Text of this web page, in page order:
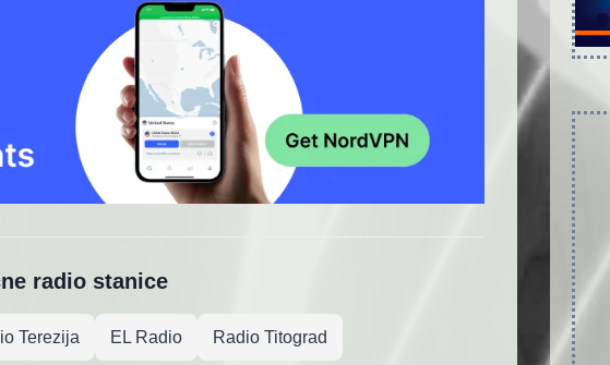
radio stanice
Terezija EL Radio Radio Titograd